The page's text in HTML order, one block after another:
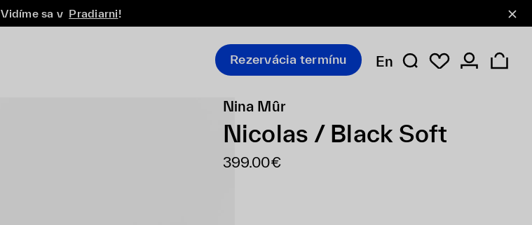
Vidíme sa v Pradiarni!
Rezervácia termínu En
Nina Mûr
Nicolas / Black Soft
399.00€